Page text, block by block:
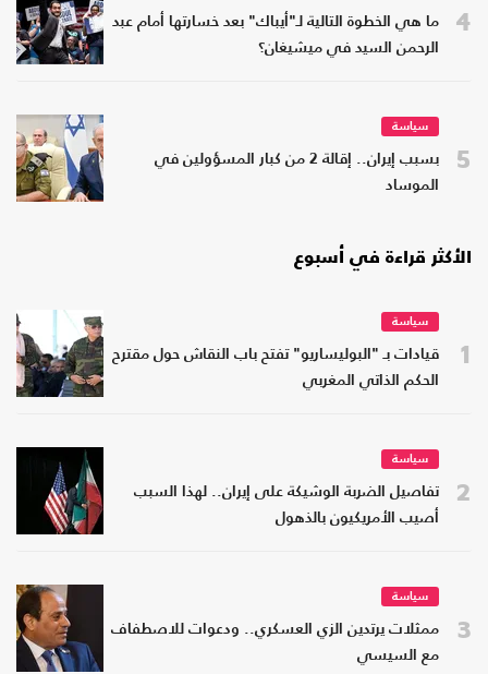
4
ما هي الخطوة التالية لـ"أيباك" بعد خسارتها أمام عبد
الرحمن السيد في ميشيغان؟
5
سياسة
بسبب إيران.. إقالة 2 من كبار المسؤولين في
الموساد
الأكثر قراءة في أسبوع
1
سياسة
قيادات بـ "البوليساريو" تفتح باب النقاش حول مقترح
الحكم الذاتي المغربي
2
سياسة
تفاصيل الضربة الوشيكة على إيران.. لهذا السبب
أصيب الأمريكيون بالذهول
3
سياسة
ممثلات يرتدين الزي العسكري.. ودعوات للاصطفاف
مع السيسي